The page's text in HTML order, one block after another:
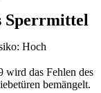
Sperrmittel
Hoch
das Fehlen des
bemängelt.